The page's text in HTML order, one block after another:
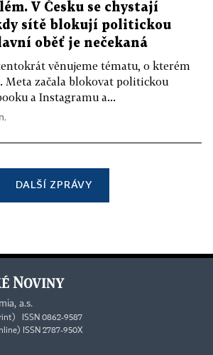
V Česku se chystají
sítě blokují politickou
oběť je nečekaná
věnujeme tématu, o kterém
Meta začala blokovat politickou
a Instagramu a...
DALŠÍ ZPRÁVY
a.s.
ISSN 0862-9587
ISSN 2787-950X